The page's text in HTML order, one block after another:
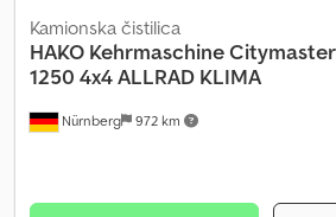
Nürnberg 972 km
Kamionska čistilica
HAKO Kehrmaschine Citymaster
1250 4x4 ALLRAD KLIMA